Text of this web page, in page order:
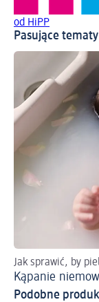
od HiPP
Pasujące tematy
Jak sprawić, by
Kąpanie
Podobne